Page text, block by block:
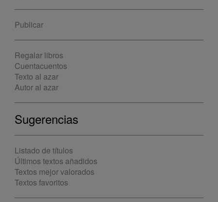
Publicar
Regalar libros
Cuentacuentos
Texto al azar
Autor al azar
Sugerencias
Listado de títulos
Últimos textos añadidos
Textos mejor valorados
Textos favoritos